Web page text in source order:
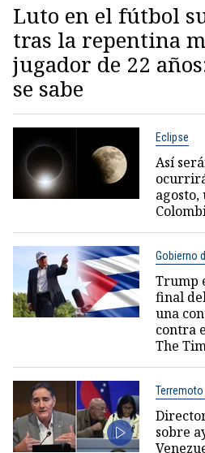
Luto en el fútbol
tras la repentina
jugador de 22
se sabe
Eclipse
Así
agosto,
Gobierno
Trump
final
una
contra
The
sobre